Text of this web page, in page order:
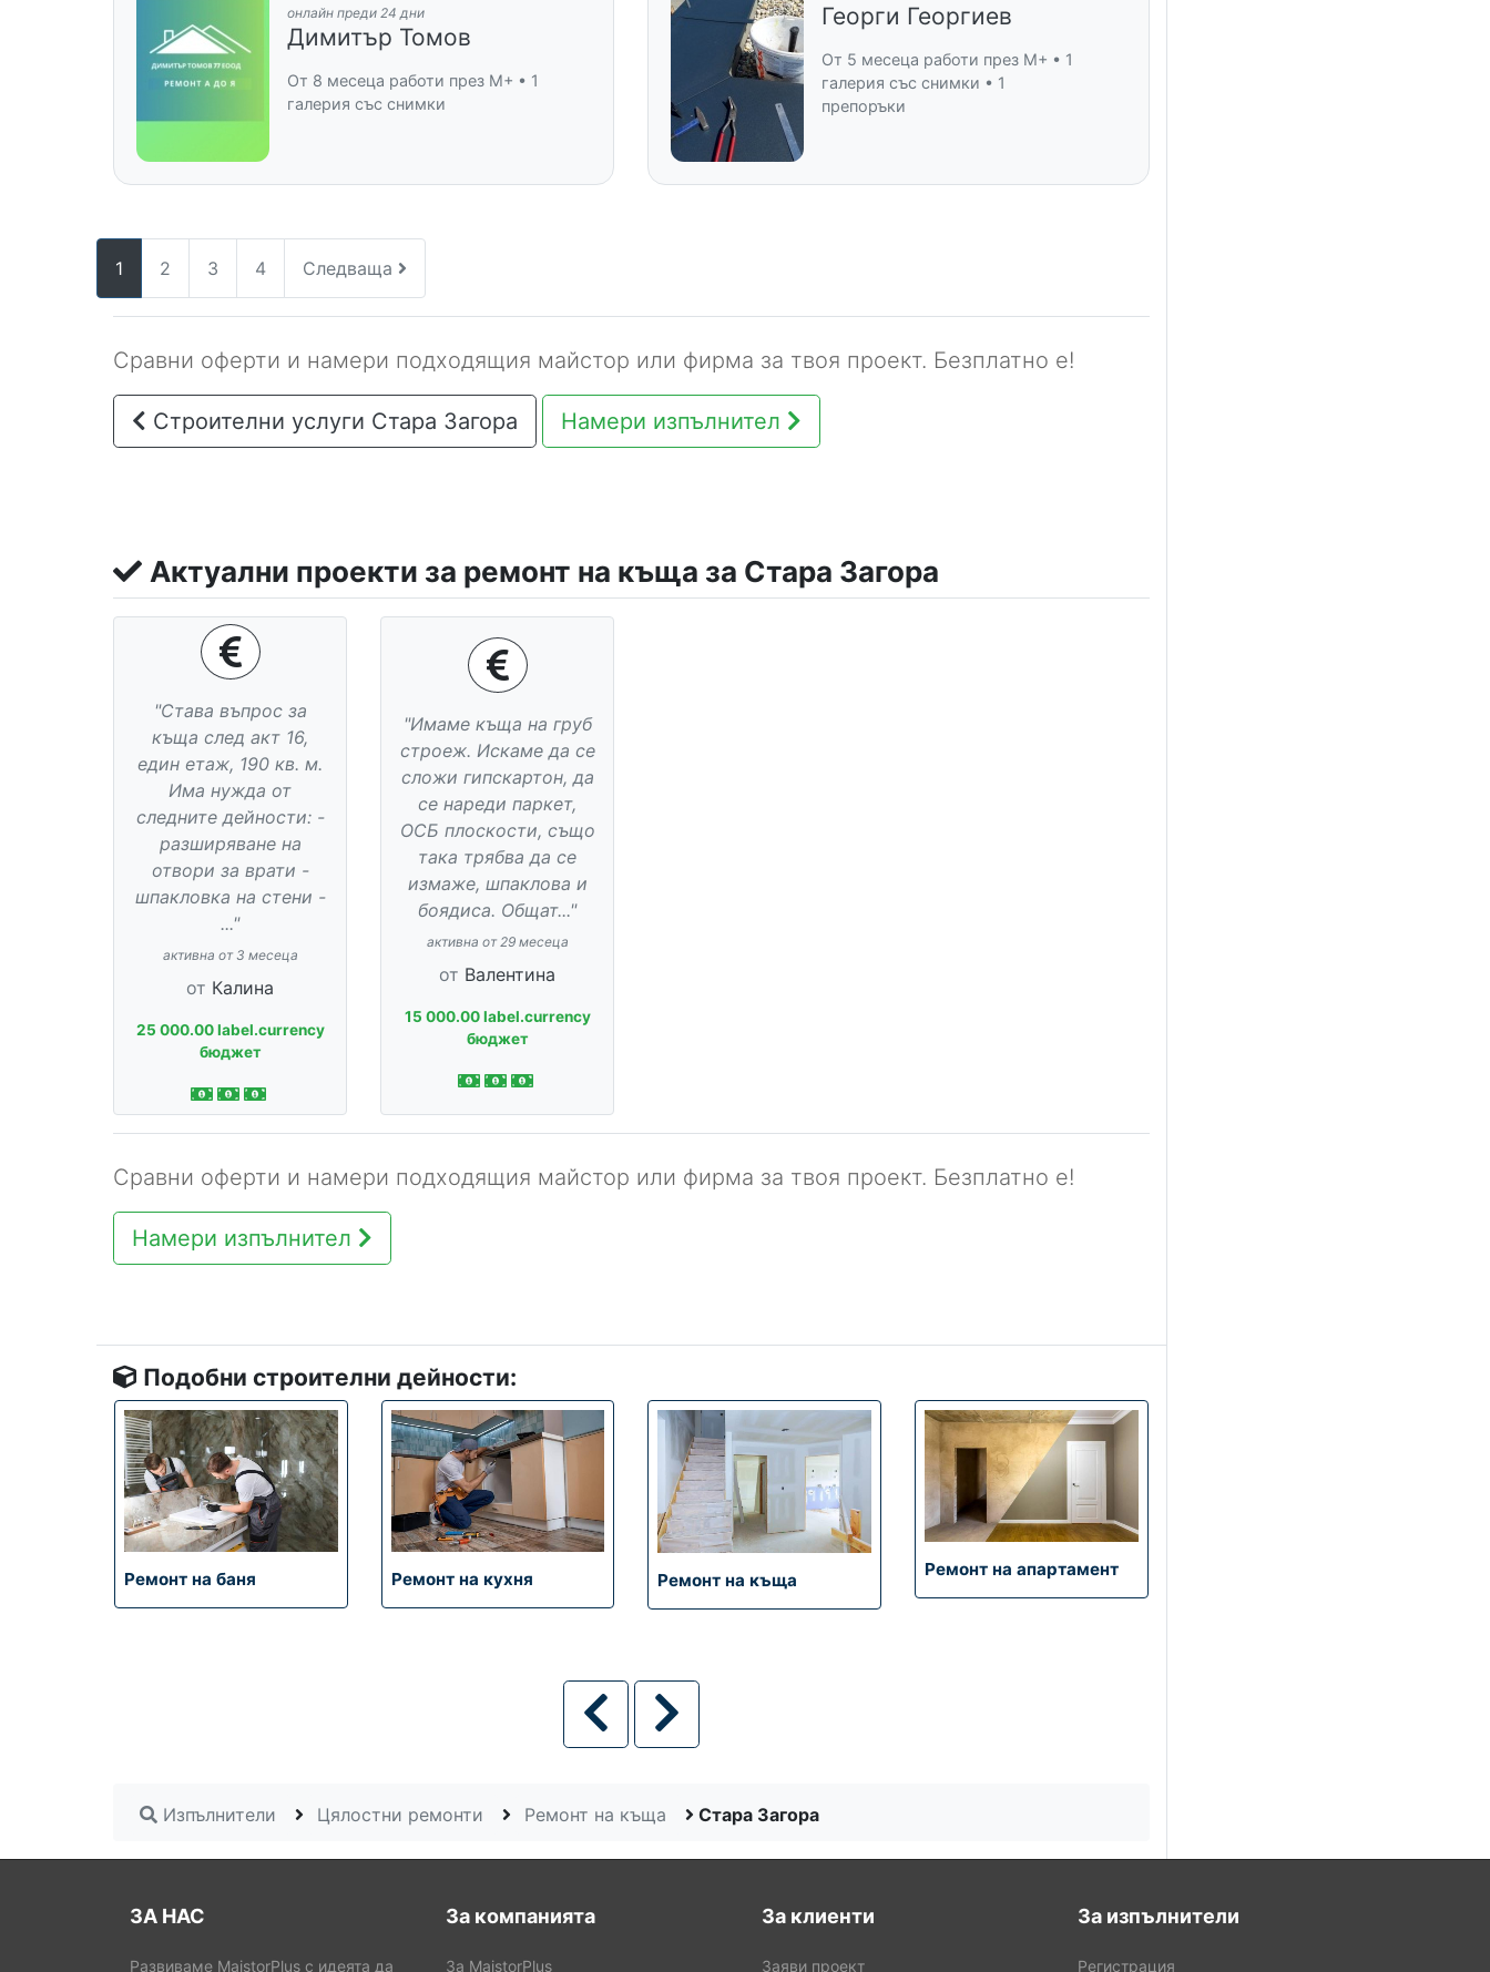
онлайн преди 24 дни
Димитър Томов
От 8 месеца работи през M+ • 1
галерия със снимки
Георги Георгиев
От 5 месеца работи през M+ • 1
галерия със снимки • 1
препоръки
1 2 3 4 Следваща
Сравни оферти и намери подходящия майстор или фирма за твоя проект. Безплатно е!
Строителни услуги Стара Загора Намери изпълнител
Актуални проекти за ремонт на къща за Стара Загора
"Става въпрос за
къща след акт 16,
един етаж, 190 кв. м.
Има нужда от
следните дейности: -
разширяване на
отвори за врати -
шпакловка на стени -
..."
активна от 3 месеца
от Калина
25 000.00 label.currency
бюджет
"Имаме къща на груб
строеж. Искаме да се
сложи гипскартон, да
се нареди паркет,
ОСБ плоскости, също
така трябва да се
измаже, шпаклова и
боядиса. Общат..."
активна от 29 месеца
от Валентина
15 000.00 label.currency
бюджет
Сравни оферти и намери подходящия майстор или фирма за твоя проект. Безплатно е!
Намери изпълнител
Подобни строителни дейности:
Ремонт на апартамент Ремонт на тераса Усвояване на тераса
Изпълнители Цялостни ремонти Ремонт на къща Стара Загора
ЗА НАС
Развиваме MaistorPlus с идеята да
За компанията
За MaistorPlus
За клиенти
Заяви проект
За изпълнители
Регистрация